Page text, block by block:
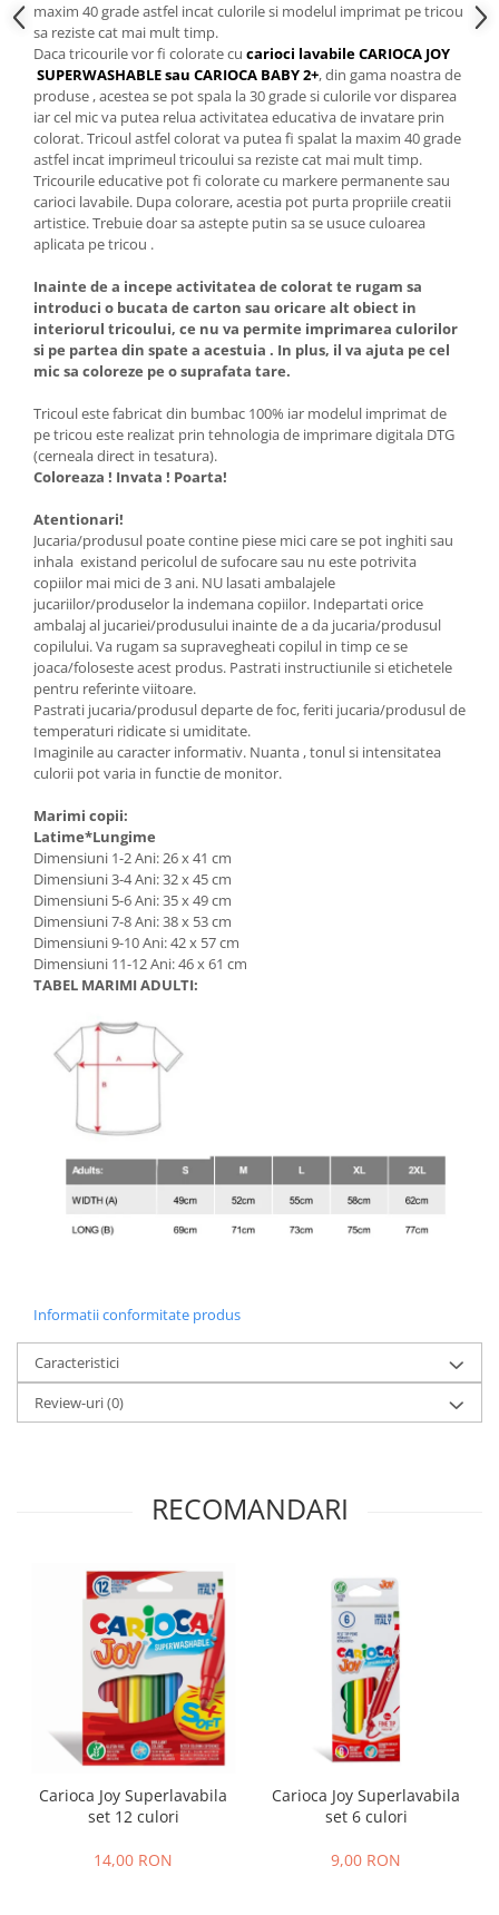
maxim 40 grade astfel incat culorile si modelul imprimat pe tricou
sa reziste cat mai mult timp.
Daca tricourile vor fi colorate cu carioci lavabile CARIOCA JOY
SUPERWASHABLE sau CARIOCA BABY 2+, din gama noastra de
produse , acestea se pot spala la 30 grade si culorile vor disparea
iar cel mic va putea relua activitatea educativa de invatare prin
colorat. Tricoul astfel colorat va putea fi spalat la maxim 40 grade
astfel incat imprimeul tricoului sa reziste cat mai mult timp.
Tricourile educative pot fi colorate cu markere permanente sau
carioci lavabile. Dupa colorare, acestia pot purta propriile creatii
artistice. Trebuie doar sa astepte putin sa se usuce culoarea
aplicata pe tricou .
Inainte de a incepe activitatea de colorat te rugam sa
introduci o bucata de carton sau oricare alt obiect in
interiorul tricoului, ce nu va permite imprimarea culorilor
si pe partea din spate a acestuia . In plus, il va ajuta pe cel
mic sa coloreze pe o suprafata tare.
Tricoul este fabricat din bumbac 100% iar modelul imprimat de
pe tricou este realizat prin tehnologia de imprimare digitala DTG
(cerneala direct in tesatura).
Coloreaza ! Invata ! Poarta!
Atentionari!
Jucaria/produsul poate contine piese mici care se pot inghiti sau
inhala existand pericolul de sufocare sau nu este potrivita
copiilor mai mici de 3 ani. NU lasati ambalajele
jucariilor/produselor la indemana copiilor. Indepartati orice
ambalaj al jucariei/produsului inainte de a da jucaria/produsul
copilului. Va rugam sa supravegheati copilul in timp ce se
joaca/foloseste acest produs. Pastrati instructiunile si etichetele
pentru referinte viitoare.
Pastrati jucaria/produsul departe de foc, feriti jucaria/produsul de
temperaturi ridicate si umiditate.
Imaginile au caracter informativ. Nuanta , tonul si intensitatea
culorii pot varia in functie de monitor.
Marimi copii:
Latime*Lungime
Dimensiuni 1-2 Ani: 26 x 41 cm
Dimensiuni 3-4 Ani: 32 x 45 cm
Dimensiuni 5-6 Ani: 35 x 49 cm
Dimensiuni 7-8 Ani: 38 x 53 cm
Dimensiuni 9-10 Ani: 42 x 57 cm
Dimensiuni 11-12 Ani: 46 x 61 cm
TABEL MARIMI ADULTI:
Informatii conformitate produs
Caracteristici
Review-uri(0)
RECOMANDARI
Carioca Joy Superlavabila
set 12 culori
14,00 RON
Carioca Joy Superlavabila
set 6 culori
9,00 RON